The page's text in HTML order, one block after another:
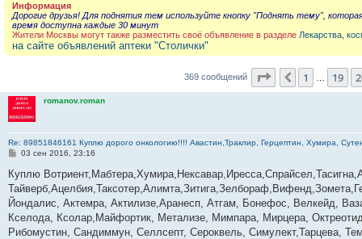
Информация
Дорогие друзья! Для поднятия тем используйте кнопку "Поднять тему",
время доступна каждые 30 минут
Жители Москвы могут также разместить своё объявление в разделе Лекарства,
на сайте объявлений аптеки "Столички"
369 сообщений Страница 21из
Пред.
1 19
romanov.roman
Re: 89851846161 Куплю дорого онкологию!!!! Авастин,Траклир, Герцептин, Хумира,
С
о
б
щ
е
и
е
03 сен 2016, 23:16
Куплю
Йондалис, Актемра, Актилизе,Аранесп, Атгам, Бонефос, Велкейд,
Кселода, Ксолар,Майфортик, Метализе, Мимпара, Мирцера,
Рибомустин, Сандиммун, Селлсепт, Сероквель, Симулект,Тарцева,